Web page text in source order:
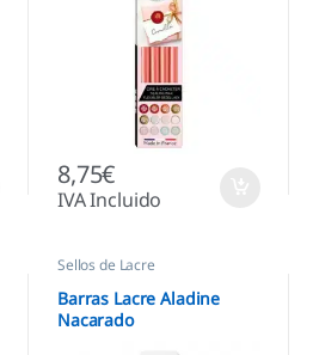
8,75€
IVA Incluido
Sellos de Lacre
Barras Lacre Aladine
Nacarado